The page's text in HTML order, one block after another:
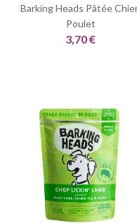
Barking Heads Pâtée
Poulet
3,70 €